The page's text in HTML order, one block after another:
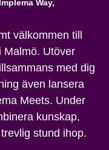
Implema Way,
välkommen till
Malmö. Utöver
med dig
även lansera
Meets. Under
kunskap,
stund ihop.